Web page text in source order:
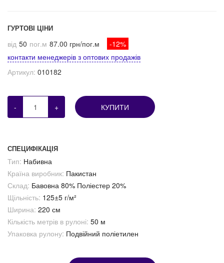
ГУРТОВІ ЦІНИ
від 50 пог.м 87.00 грн/пог.м
-12%
контакти менеджерів з оптових продажів
Артикул: 010182
- + КУПИТИ
СПЕЦИФІКАЦІЯ
Тип: Набивна
Країна виробник: Пакистан
Склад: Бавовна 80% Поліестер 20%
Щільність: 125±5 г/м²
Ширина: 220 см
Кількість метрів в рулоні: 50 м
Упаковка рулону: Подвійний поліетилен